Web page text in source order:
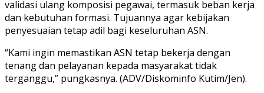
validasi ulang komposisi pegawai, termasuk beban kerja
dan kebutuhan formasi. Tujuannya agar kebijakan
penyesuaian tetap adil bagi keseluruhan ASN.
“Kami ingin memastikan ASN tetap bekerja dengan
tenang dan pelayanan kepada masyarakat tidak
terganggu,” pungkasnya. (ADV/Diskominfo Kutim/Jen).